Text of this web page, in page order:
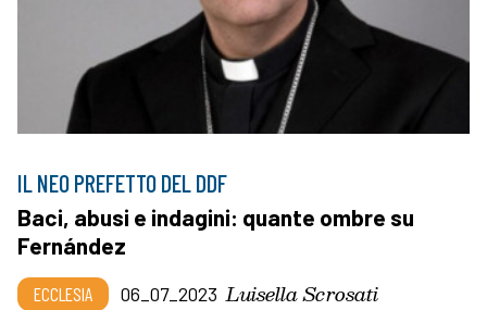
IL NEO PREFETTO DEL DDF
Baci, abusi e indagini: quante ombre su
Fernández
ECCLESIA 06_07_2023 Luisella Scrosati